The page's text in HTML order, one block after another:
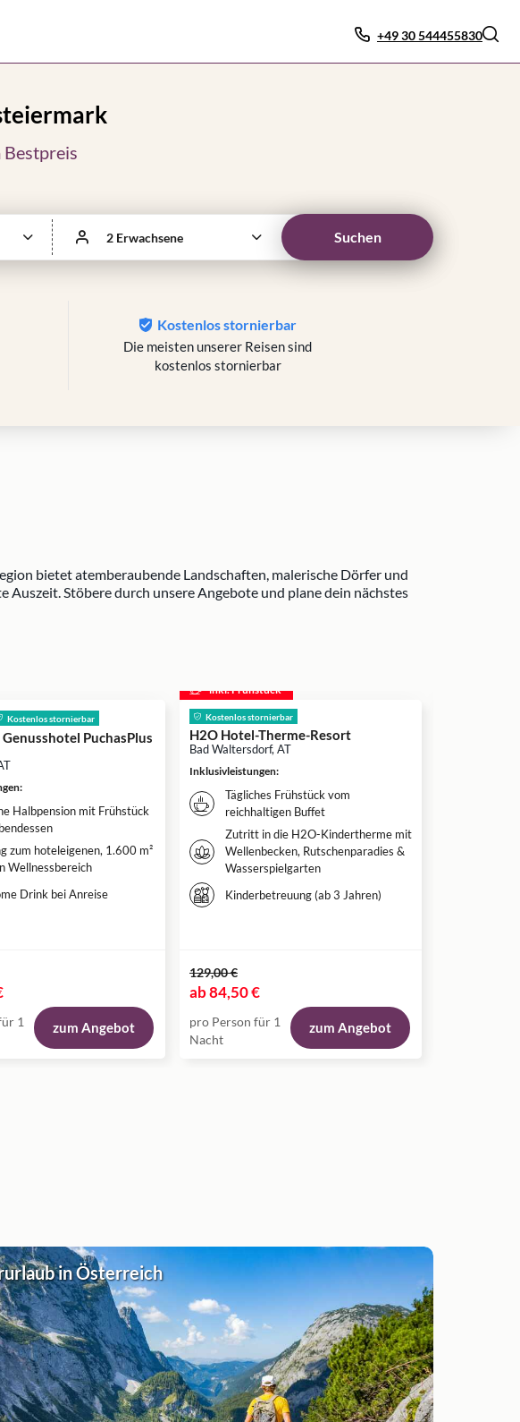
+49 30 544455830
Bestpreis
2 Erwachsene Suchen
Kostenlos stornierbar
Die meisten unserer Reisen sind
kostenlos stornierbar
bietet atemberaubende Landschaften, malerische Dörfer und
Stöbere durch unsere Angebote und plane dein nächstes
Kostenlos stornierbar
PuchasPlus
:
Halbpension mit Frühstück
zum hoteleigenen, 1.600 m²
Wellnessbereich
Drink bei Anreise
1
zum Angebot
inkl. Frühstück
Kostenlos stornierbar
H2O Hotel-Therme-Resort
Bad Waltersdorf, AT
Inklusivleistungen:
Tägliches Frühstück vom
reichhaltigen Buffet
Zutritt in die H2O-Kindertherme mit
Wellenbecken, Rutschenparadies &
Wasserspielgarten
Kinderbetreuung (ab 3 Jahren)
129,00 €
ab84,50 €
pro Person für 1
Nacht
zum Angebot
in Österreich